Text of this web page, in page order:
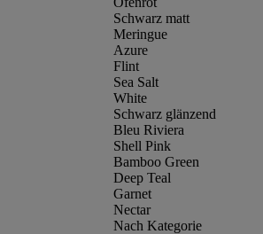
Schwarz matt
Meringue
Azure
Flint
Sea Salt
White
Schwarz glänzend
Bleu Riviera
Shell Pink
Bamboo Green
Deep Teal
Garnet
Nectar
Nach Kategorie